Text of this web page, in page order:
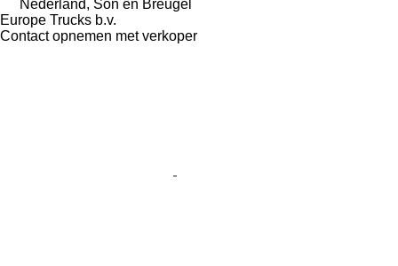
Nederland, Son en Breugel
Europe Trucks b.v.
Contact opnemen met verkoper